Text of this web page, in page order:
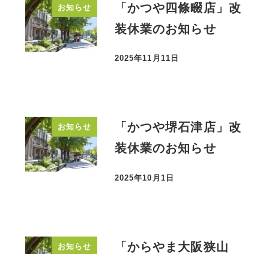
お知らせ
「かつや四條畷店」改
装休業のお知らせ
投稿日
2025年11月11日
お知らせ
「かつや堺石津店」改
装休業のお知らせ
投稿日
2025年10月1日
お知らせ
「からやま大阪狭山